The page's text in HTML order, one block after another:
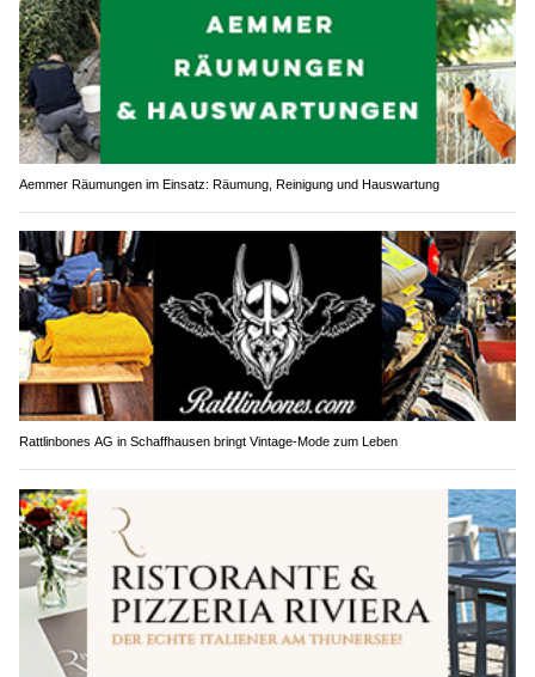
Aemmer Räumungen im Einsatz: Räumung, Reinigung und Hauswartung
Rattlinbones AG in Schaffhausen bringt Vintage-Mode zum Leben